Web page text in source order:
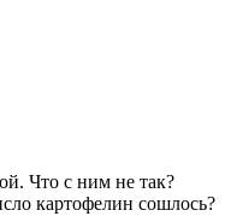
Что с ним не так?
картофелин сошлось?